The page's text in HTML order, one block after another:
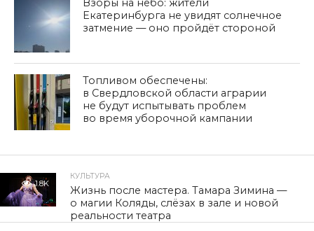
Взоры на небо: жители
Екатеринбурга не увидят солнечное
затмение — оно пройдёт стороной
Топливом обеспечены:
в Свердловской области аграрии
не будут испытывать проблем
во время уборочной кампании
1.8K
КУЛЬТУРА
Жизнь после мастера. Тамара Зимина —
о магии Коляды, слёзах в зале и новой
реальности театра